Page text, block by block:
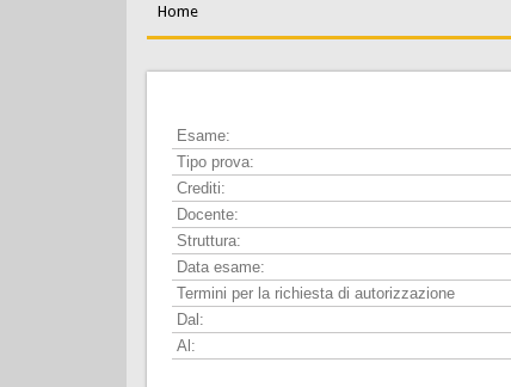
Home
Esame:
Tipo prova:
Crediti:
Docente:
Struttura:
Data esame:
Termini per la richiesta di autorizzazione
Dal:
Al: